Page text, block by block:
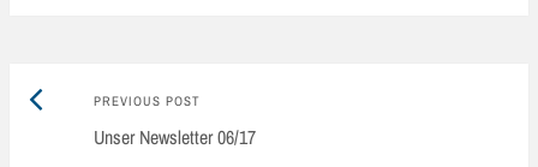
Post
navigation
PREVIOUS POSTPrevious
post:
Unser Newsletter 06/17